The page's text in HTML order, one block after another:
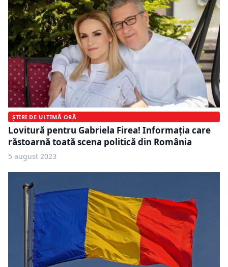
ȘTIRI DE ULTIMĂ ORĂ
Lovitură pentru Gabriela Firea! Informaţia care
răstoarnă toată scena politică din România
5 august 2023